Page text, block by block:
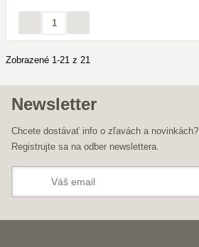
Zobrazené 1-21 z 21
Newsletter
Chcete dostávať info o zľavách a novinkách?
Registrujte sa na odber newslettera.